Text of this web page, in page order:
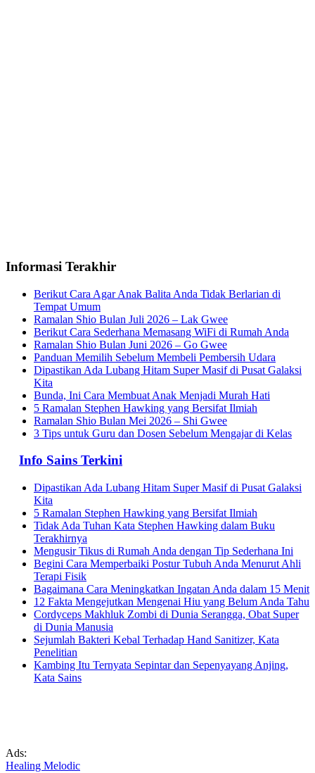
Informasi Terakhir
Berikut Cara Agar Anak Balita Anda Tidak Berlarian di
Tempat Umum
Ramalan Shio Bulan Juli 2026 – Lak Gwee
Berikut Cara Sederhana Memasang WiFi di Rumah Anda
Ramalan Shio Bulan Juni 2026 – Go Gwee
Panduan Memilih Sebelum Membeli Pembersih Udara
Dipastikan Ada Lubang Hitam Super Masif di Pusat Galaksi
Kita
Bunda, Ini Cara Membuat Anak Menjadi Murah Hati
5 Ramalan Stephen Hawking yang Bersifat Ilmiah
Ramalan Shio Bulan Mei 2026 – Shi Gwee
3 Tips untuk Guru dan Dosen Sebelum Mengajar di Kelas
Info Sains Terkini
Dipastikan Ada Lubang Hitam Super Masif di Pusat Galaksi
Kita
5 Ramalan Stephen Hawking yang Bersifat Ilmiah
Tidak Ada Tuhan Kata Stephen Hawking dalam Buku
Terakhirnya
Mengusir Tikus di Rumah Anda dengan Tip Sederhana Ini
Begini Cara Memperbaiki Postur Tubuh Anda Menurut Ahli
Terapi Fisik
Bagaimana Cara Meningkatkan Ingatan Anda dalam 15 Menit
12 Fakta Mengejutkan Mengenai Hiu yang Belum Anda Tahu
Cordyceps Makhluk Zombi di Dunia Serangga, Obat Super
di Dunia Manusia
Sejumlah Bakteri Kebal Terhadap Hand Sanitizer, Kata
Penelitian
Kambing Itu Ternyata Sepintar dan Sepenyayang Anjing,
Kata Sains
Ads:
Healing Melodic